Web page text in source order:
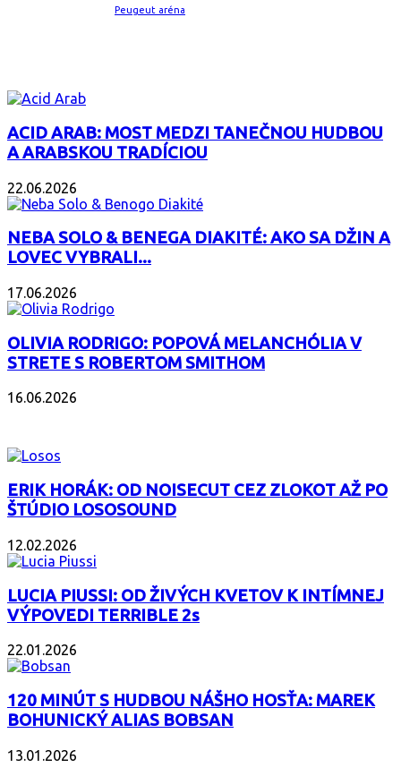
Peugeut aréna
ACID ARAB: MOST MEDZI TANEČNOU HUDBOU
A ARABSKOU TRADÍCIOU
22.06.2026
NEBA SOLO & BENEGA DIAKITÉ: AKO SA DŽIN A
LOVEC VYBRALI...
17.06.2026
OLIVIA RODRIGO: POPOVÁ MELANCHÓLIA V
STRETE S ROBERTOM SMITHOM
16.06.2026
ERIK HORÁK: OD NOISECUT CEZ ZLOKOT AŽ PO
ŠTÚDIO LOSOSOUND
12.02.2026
LUCIA PIUSSI: OD ŽIVÝCH KVETOV K INTÍMNEJ
VÝPOVEDI TERRIBLE 2s
22.01.2026
120 MINÚT S HUDBOU NÁŠHO HOSŤA: MAREK
BOHUNICKÝ ALIAS BOBSAN
13.01.2026